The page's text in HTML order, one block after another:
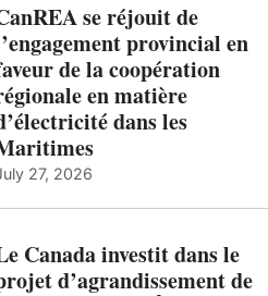
se réjouit de
provincial en
de la coopération
en matière
dans les
27, 2026
Canada investit dans le
d’agrandissement de